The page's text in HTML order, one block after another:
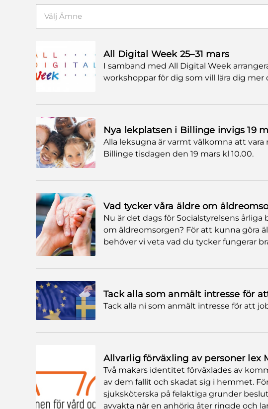
Välj Ämne
All Digital Week 25–31 mars
I samband med All Digital Week
workshoppar för dig som vill lära dig
Nya lekplatsen i Billinge invigs 19
Alla leksugna är varmt välkomna att
Billinge tisdagen den 19 mars kl 10.00.
Vad tycker våra äldre om
Nu är det dags för Socialstyrelsens
om äldreomsorgen? För att kunna göra
behöver vi veta vad du tycker fungerar
Tack alla som anmält intresse för
Tack alla ni som anmält intresse för att
Allvarlig förväxling av personer lex
Två makars identitet förväxlades av
av dem fallit och skadat sig i hemmet.
sjuksköterska på felaktiga grunder
avvakta när en anhörig åter ringde och